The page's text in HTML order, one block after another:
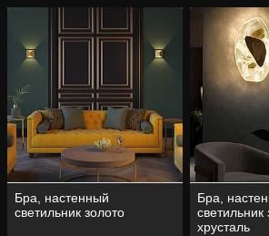
Бра, настенный
светильник золото
Бра,
светильник
хрусталь